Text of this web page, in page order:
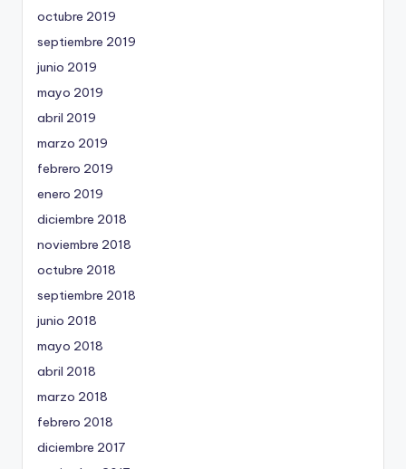
octubre 2019
septiembre 2019
junio 2019
mayo 2019
abril 2019
marzo 2019
febrero 2019
enero 2019
diciembre 2018
noviembre 2018
octubre 2018
septiembre 2018
junio 2018
mayo 2018
abril 2018
marzo 2018
febrero 2018
diciembre 2017